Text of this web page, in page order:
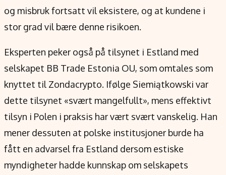
og misbruk fortsatt vil eksistere, og at kundene i
stor grad vil bære denne risikoen.
Eksperten peker også på tilsynet i Estland med
selskapet BB Trade Estonia OU, som omtales som
knyttet til Zondacrypto. Ifølge Siemiątkowski var
dette tilsynet «svært mangelfullt», mens effektivt
tilsyn i Polen i praksis har vært svært vanskelig. Han
mener dessuten at polske institusjoner burde ha
fått en advarsel fra Estland dersom estiske
myndigheter hadde kunnskap om selskapets